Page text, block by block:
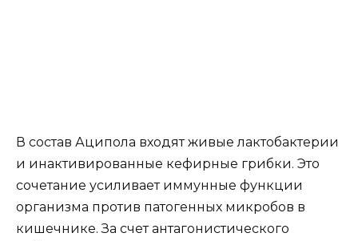
В состав Аципола входят живые лактобактерии
и инактивированные кефирные грибки. Это
сочетание усиливает иммунные функции
организма против патогенных микробов в
кишечнике. За счет антагонистического